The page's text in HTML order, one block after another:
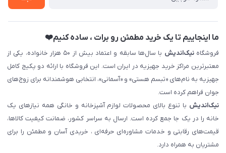
ما اینجاییم تا یک خرید مطمئن رو برات ، ساده کنیم❤️
فروشگاهنیک‌اندیش
با سال‌ها سابقه و اعتماد بیش از ۵۰ هزار خانواده، یکی از
معتبرترین مراکز خرید جهیزیه در ایران است. این فروشگاه با ارائه دو پکیج کامل
جهیزیه به نام‌های «تبسم هستی» و «آسمانی»، انتخابی هوشمندانه برای زوج‌های
جوان فراهم کرده است.
نیک‌اندیش با تنوع بالای محصولات لوازم آشپزخانه و خانگی همه نیازهای یک
خانه را در یک جا جمع کرده است. ارسال به سراسر کشور، ضمانت کیفیت کالاها،
قیمت‌های رقابتی و خدمات مشاوره‌ای حرفه‌ای ، خریدی آسان و مطمئن را برای
مشتریان به همراه دارد.